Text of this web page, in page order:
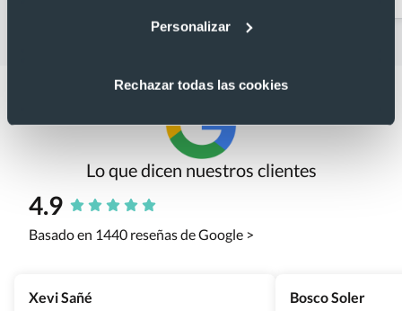
Personalizar
Rechazar todas las cookies
Lo que dicen nuestros clientes
4.9
Basado en 1440 reseñas de Google >
Xevi Sañé Bosco Soler